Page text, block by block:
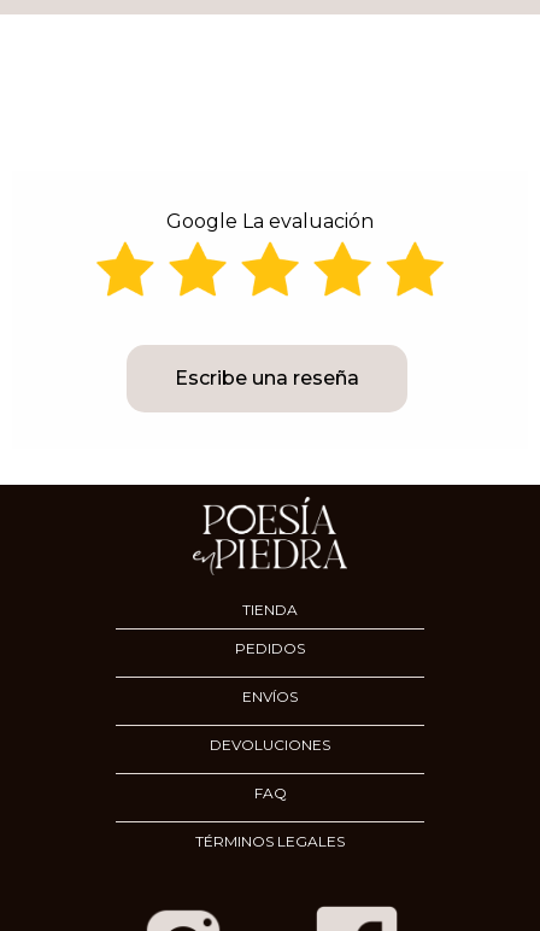
Google La evaluación
Escribe una reseña
TIENDA
PEDIDOS
ENVÍOS
DEVOLUCIONES
FAQ
TÉRMINOS LEGALES